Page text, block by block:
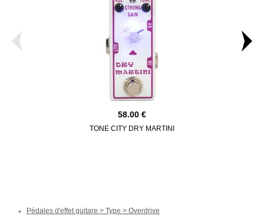
58.00
TONE CITY DRY MARTINI
Pédales d'effet guitare > Type > Overdrive